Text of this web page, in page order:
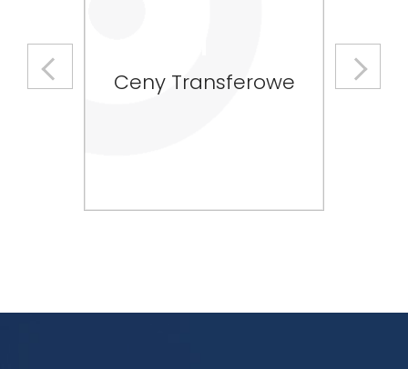
Previous
Doradztwo
Next